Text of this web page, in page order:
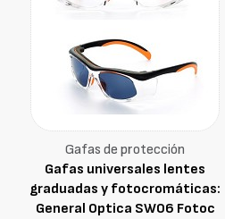
Gafas de protección
Gafas universales lentes
graduadas y fotocromáticas:
General Optica SW06 Fotoc